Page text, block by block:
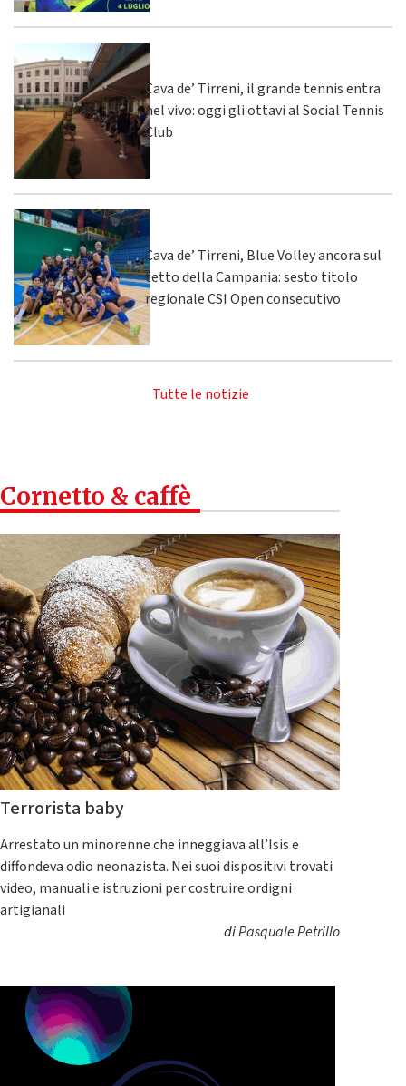
Cava de’ Tirreni, il grande tennis entra
nel vivo: oggi gli ottavi al Social Tennis
Club
Cava de’ Tirreni, Blue Volley ancora sul
tetto della Campania: sesto titolo
regionale CSI Open consecutivo
Tutte le notizie
Cornetto & caffè
Terrorista baby
Arrestato un minorenne che inneggiava all’Isis e
diffondeva odio neonazista. Nei suoi dispositivi trovati
video, manuali e istruzioni per costruire ordigni
artigianali
diPasquale Petrillo